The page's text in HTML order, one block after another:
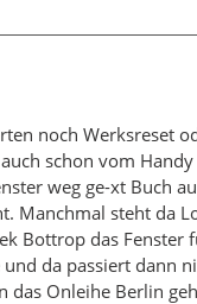
noch Werksreset
schon vom
weg ge-xt Buch
Manchmal steht da
Bottrop das
da passiert dann
Onleihe Berlin